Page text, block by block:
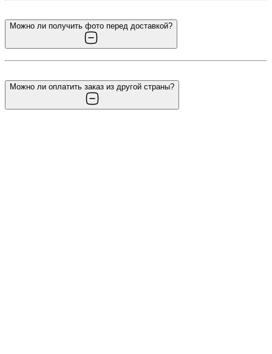
Можно ли получить фото перед доставкой?
Можно ли оплатить заказ из другой страны?